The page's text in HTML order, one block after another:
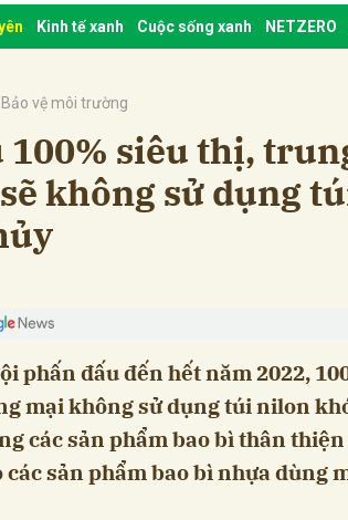
Kinh tế xanh Cuộc sống xanh NETZERO
Bảo vệ môi trường
100% siêu thị,
không sử dụng
phấn đấu đến hết năm 2022,
mại không sử dụng túi nilon
các sản phẩm bao bì thân
sản phẩm bao bì nhựa dùng